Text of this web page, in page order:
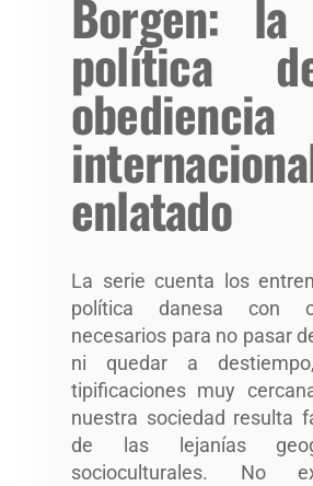
Borgen: la
política
enlatado
La serie cuenta los
política danesa con
necesarios para no pasar
ni quedar a
tipificaciones muy
nuestra sociedad resulta
de las lejanías
socioculturales. No